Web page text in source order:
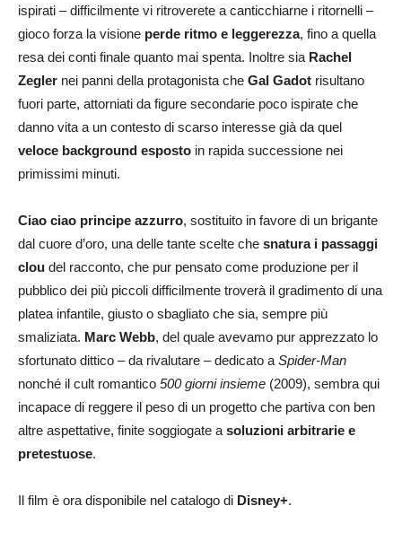
ispirati – difficilmente vi ritroverete a canticchiarne i ritornelli –
gioco forza la visione perde ritmo e leggerezza, fino a quella
resa dei conti finale quanto mai spenta. Inoltre sia Rachel
Zegler nei panni della protagonista che Gal Gadot risultano
fuori parte, attorniati da figure secondarie poco ispirate che
danno vita a un contesto di scarso interesse già da quel
veloce background esposto in rapida successione nei
primissimi minuti.
Ciao ciao principe azzurro, sostituito in favore di un brigante
dal cuore d’oro, una delle tante scelte che snatura i passaggi
clou del racconto, che pur pensato come produzione per il
pubblico dei più piccoli difficilmente troverà il gradimento di una
platea infantile, giusto o sbagliato che sia, sempre più
smaliziata. Marc Webb, del quale avevamo pur apprezzato lo
sfortunato dittico – da rivalutare – dedicato a Spider-Man
nonché il cult romantico 500 giorni insieme (2009), sembra qui
incapace di reggere il peso di un progetto che partiva con ben
altre aspettative, finite soggiogate a soluzioni arbitrarie e
pretestuose.
Il film è ora disponibile nel catalogo di Disney+.